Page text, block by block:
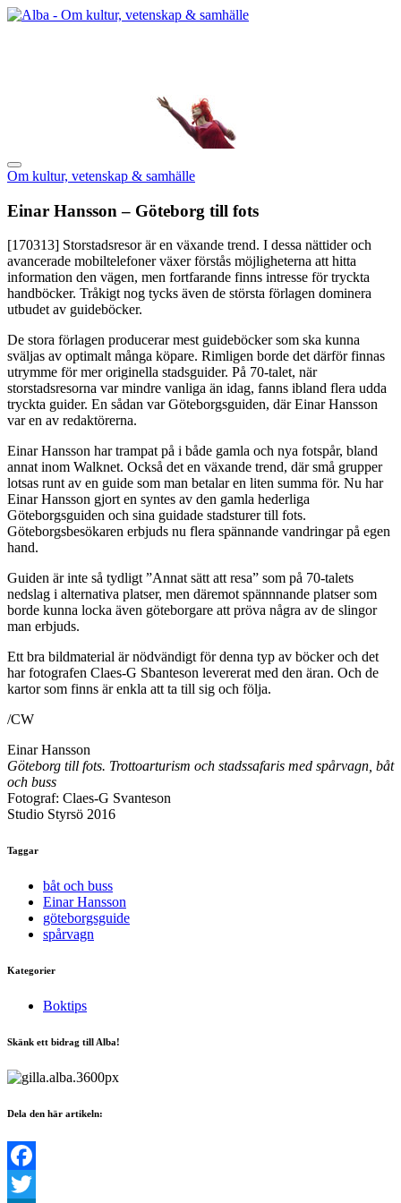
Om kultur, vetenskap & samhälle
Einar Hansson – Göteborg till fots
[170313] Storstadsresor är en växande trend. I dessa nättider och
avancerade mobiltelefoner växer förstås möjligheterna att hitta
information den vägen, men fortfarande finns intresse för tryckta
handböcker. Tråkigt nog tycks även de största förlagen dominera
utbudet av guideböcker.
De stora förlagen producerar mest guideböcker som ska kunna
sväljas av optimalt många köpare. Rimligen borde det därför finnas
utrymme för mer originella stadsguider. På 70-talet, när
storstadsresorna var mindre vanliga än idag, fanns ibland flera udda
tryckta guider. En sådan var Göteborgsguiden, där Einar Hansson
var en av redaktörerna.
Einar Hansson har trampat på i både gamla och nya fotspår, bland
annat inom Walknet. Också det en växande trend, där små grupper
lotsas runt av en guide som man betalar en liten summa för. Nu har
Einar Hansson gjort en syntes av den gamla hederliga
Göteborgsguiden och sina guidade stadsturer till fots.
Göteborgsbesökaren erbjuds nu flera spännande vandringar på egen
hand.
Guiden är inte så tydligt ”Annat sätt att resa” som på 70-talets
nedslag i alternativa platser, men däremot spännnande platser som
borde kunna locka även göteborgare att pröva några av de slingor
man erbjuds.
Ett bra bildmaterial är nödvändigt för denna typ av böcker och det
har fotografen Claes-G Sbanteson levererat med den äran. Och de
kartor som finns är enkla att ta till sig och följa.
/CW
Einar Hansson
Göteborg till fots. Trottoarturism och stadssafaris med spårvagn, båt
och buss
Fotograf: Claes-G Svanteson
Studio Styrsö 2016
Taggar
båt och buss
Einar Hansson
göteborgsguide
spårvagn
Kategorier
Boktips
Skänk ett bidrag till Alba!
Dela den här artikeln:
Facebook